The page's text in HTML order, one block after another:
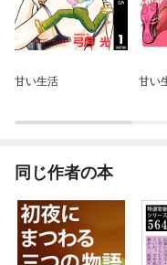
甘い生活 甘い
同じ作者の本